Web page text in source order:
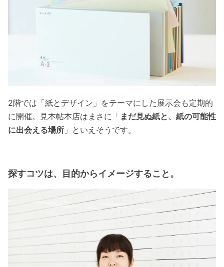
2階では「紙とデザイン」をテーマにした展示会も定期的
に開催。見本帖本店はまさに「 まだ見ぬ紙と、紙の可能性
に出会える場所 」といえそうです。
探すコツは、目的からイメージすること。